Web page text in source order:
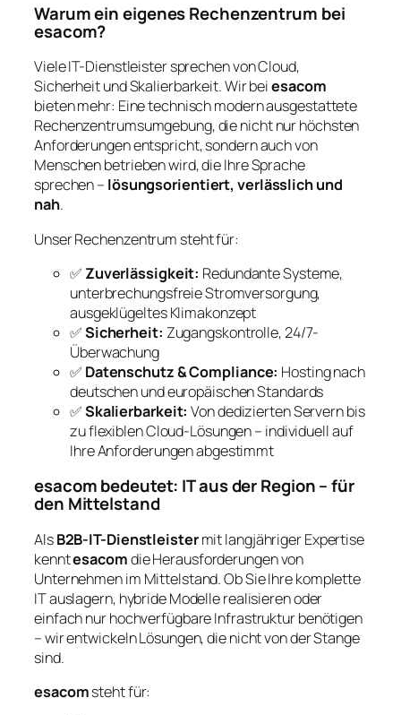
Warum ein eigenes Rechenzentrum bei
esacom?
Viele IT-Dienstleister sprechen von Cloud,
Sicherheit und Skalierbarkeit. Wir beiesacom
bieten mehr: Eine technisch modern ausgestattete
Rechenzentrumsumgebung, die nicht nur höchsten
Anforderungen entspricht, sondern auch von
Menschen betrieben wird, die Ihre Sprache
sprechen – lösungsorientiert, verlässlich und
nah.
Unser Rechenzentrum steht für:
✅ Zuverlässigkeit: Redundante Systeme,
unterbrechungsfreie Stromversorgung,
ausgeklügeltes Klimakonzept
✅Sicherheit: Zugangskontrolle, 24/7-
Überwachung
✅ Datenschutz & Compliance: Hosting nach
deutschen und europäischen Standards
✅Skalierbarkeit: Von dedizierten Servern bis
zu flexiblen Cloud-Lösungen – individuell auf
Ihre Anforderungen abgestimmt
esacom bedeutet: IT aus der Region – für
den Mittelstand
AlsB2B-IT-Dienstleistermit langjähriger Expertise
kenntesacomdie Herausforderungen von
Unternehmen im Mittelstand. Ob Sie Ihre komplette
IT auslagern, hybride Modelle realisieren oder
einfach nur hochverfügbare Infrastruktur benötigen
– wir entwickeln Lösungen, die nicht von der Stange
sind.
esacomsteht für: